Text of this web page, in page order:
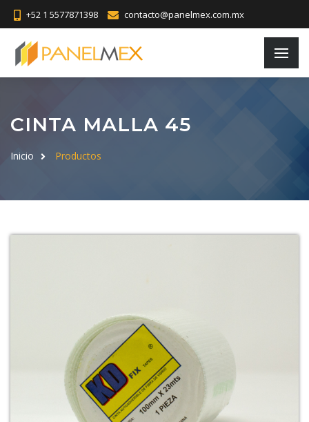
+52 1 5577871398 contacto@panelmex.com.mx
CINTA MALLA 45
Inicio Productos